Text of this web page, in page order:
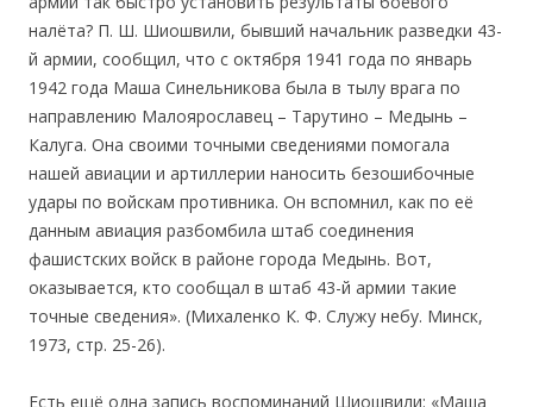
налёта? П. Ш. Шиошвили, бывший начальник разведки 43-
й армии, сообщил, что с октября 1941 года по январь
1942 года Маша Синельникова была в тылу врага по
направлению Малоярославец – Тарутино – Медынь –
Калуга. Она своими точными сведениями помогала
нашей авиации и артиллерии наносить безошибочные
удары по войскам противника. Он вспомнил, как по её
данным авиация разбомбила штаб соединения
фашистских войск в районе города Медынь. Вот,
оказывается, кто сообщал в штаб 43-й армии такие
точные сведения». (Михаленко К. Ф. Служу небу. Минск,
1973, стр. 25-26).
Есть ещё одна запись воспоминаний Шиошвили: «Маша